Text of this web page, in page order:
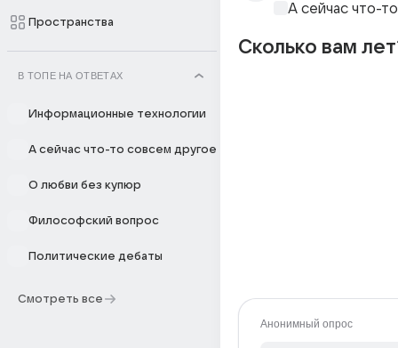
Пространства
В ТОПЕ НА ОТВЕТАХ
Информационные технологии
А сейчас что-то совсем другое
О любви без купюр
Философский вопрос
Политические дебаты
Смотреть все
А сейчас что-
Сколько вам
Анонимный опрос